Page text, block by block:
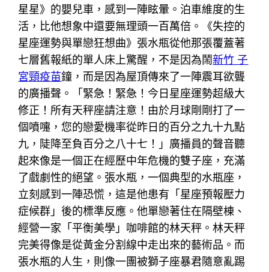
星星》的嬰兒車，感到一陣眩暈。泊車維度的生
活，比他想象中還要無理頭一百萬倍。《失控的
星座運勢與單戀狂想曲》張水瓶從他那張覆蓋著
七層舊報紙的單人床上驚醒，不是因為鬧新竹 子
宮頸疫苗鐘，而是因為屋頂傳來了一陣震耳欲聾
的廣播聲。「緊急！緊急！今日星座運勢超級大
修正！所有天秤座請注意！由於月球剛剛打了一
個噴嚏，您的戀愛機率從昨日的百分之九十九點
九，陡降至負百分之八十七！」廣播員的聲音聽
起來像是一個正在經歷中年危機的雙子座，充滿
了戲劇性的絕望。張水瓶，一個典型的水瓶座，
立刻感到一陣恐慌，這是他患有「星座預報壓力
症候群」後的標準反應。他單戀著住在隔壁棟、
經營一家「平衡美學」咖啡館的林天秤。林天秤
完美得像是從黃金分割線中走出來的藝術品。而
張水瓶的人生，則像一團被獅子座暴君隨意亂踢